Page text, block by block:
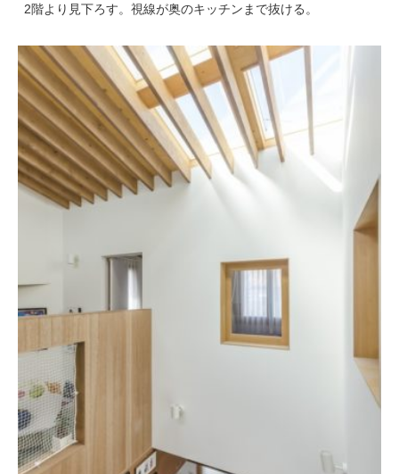
2階より見下ろす。視線が奥のキッチンまで抜ける。